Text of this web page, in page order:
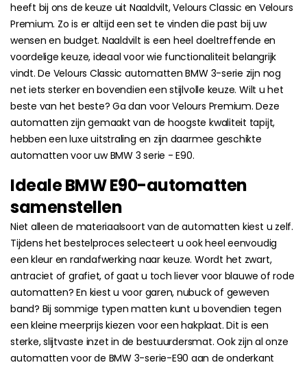
heeft bij ons de keuze uit Naaldvilt, Velours Classic en Velours
Premium. Zo is er altijd een set te vinden die past bij uw
wensen en budget. Naaldvilt is een heel doeltreffende en
voordelige keuze, ideaal voor wie functionaliteit belangrijk
vindt. De Velours Classic automatten BMW 3-serie zijn nog
net iets sterker en bovendien een stijlvolle keuze. Wilt u het
beste van het beste? Ga dan voor Velours Premium. Deze
automatten zijn gemaakt van de hoogste kwaliteit tapijt,
hebben een luxe uitstraling en zijn daarmee geschikte
automatten voor uw BMW 3 serie - E90.
Ideale BMW E90-automatten
samenstellen
Niet alleen de materiaalsoort van de automatten kiest u zelf.
Tijdens het bestelproces selecteert u ook heel eenvoudig
een kleur en randafwerking naar keuze. Wordt het zwart,
antraciet of grafiet, of gaat u toch liever voor blauwe of rode
automatten? En kiest u voor garen, nubuck of geweven
band? Bij sommige typen matten kunt u bovendien tegen
een kleine meerprijs kiezen voor een hakplaat. Dit is een
sterke, slijtvaste inzet in de bestuurdersmat. Ook zijn al onze
automatten voor de BMW 3-serie-E90 aan de onderkant